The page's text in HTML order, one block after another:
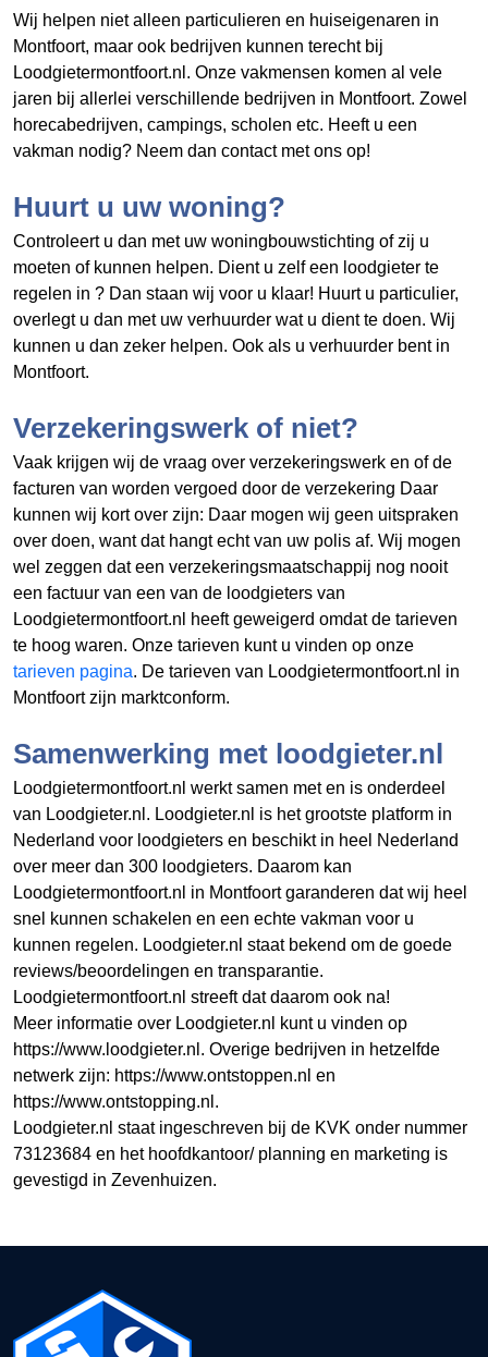
Wij helpen niet alleen particulieren en huiseigenaren in
Montfoort, maar ook bedrijven kunnen terecht bij
Loodgietermontfoort.nl. Onze vakmensen komen al vele
jaren bij allerlei verschillende bedrijven in Montfoort. Zowel
horecabedrijven, campings, scholen etc. Heeft u een
vakman nodig? Neem dan contact met ons op!
Huurt u uw woning?
Controleert u dan met uw woningbouwstichting of zij u
moeten of kunnen helpen. Dient u zelf een loodgieter te
regelen in ? Dan staan wij voor u klaar! Huurt u particulier,
overlegt u dan met uw verhuurder wat u dient te doen. Wij
kunnen u dan zeker helpen. Ook als u verhuurder bent in
Montfoort.
Verzekeringswerk of niet?
Vaak krijgen wij de vraag over verzekeringswerk en of de
facturen van worden vergoed door de verzekering Daar
kunnen wij kort over zijn: Daar mogen wij geen uitspraken
over doen, want dat hangt echt van uw polis af. Wij mogen
wel zeggen dat een verzekeringsmaatschappij nog nooit
een factuur van een van de loodgieters van
Loodgietermontfoort.nl heeft geweigerd omdat de tarieven
te hoog waren. Onze tarieven kunt u vinden op onze
tarieven pagina. De tarieven van Loodgietermontfoort.nl in
Montfoort zijn marktconform.
Samenwerking met loodgieter.nl
Loodgietermontfoort.nl werkt samen met en is onderdeel
van Loodgieter.nl. Loodgieter.nl is het grootste platform in
Nederland voor loodgieters en beschikt in heel Nederland
over meer dan 300 loodgieters. Daarom kan
Loodgietermontfoort.nl in Montfoort garanderen dat wij heel
snel kunnen schakelen en een echte vakman voor u
kunnen regelen. Loodgieter.nl staat bekend om de goede
reviews/beoordelingen en transparantie.
Loodgietermontfoort.nl streeft dat daarom ook na!
Meer informatie over Loodgieter.nl kunt u vinden op
https://www.loodgieter.nl. Overige bedrijven in hetzelfde
netwerk zijn: https://www.ontstoppen.nl en
https://www.ontstopping.nl.
Loodgieter.nl staat ingeschreven bij de KVK onder nummer
73123684 en het hoofdkantoor/ planning en marketing is
gevestigd in Zevenhuizen.